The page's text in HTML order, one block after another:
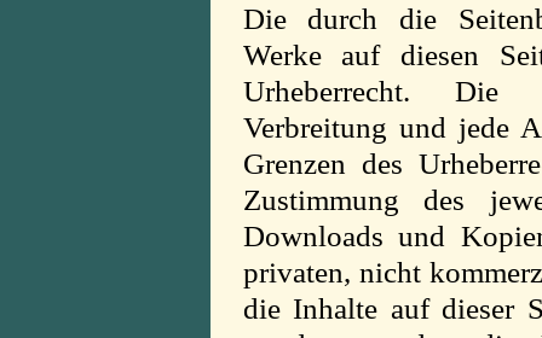
Die durch die
Werke auf diesen
Urheberrecht. Die
Verbreitung und jede
Grenzen des
Zustimmung des
Downloads und
privaten, nicht
die Inhalte auf dieser